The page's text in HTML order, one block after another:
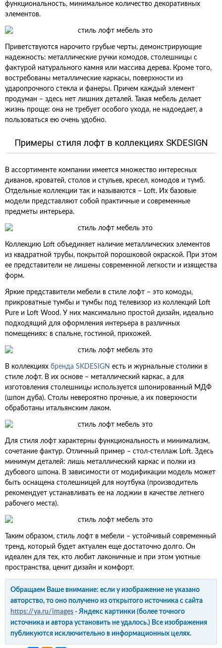
функциональность, минимальное количество декоративных
элементов.
Приветствуются нарочито грубые черты, демонстрирующие
надежность: металлические ручки комодов, столешницы с
фактурой натурального камня или массива дерева. Кроме того,
востребованы металлические каркасы, поверхности из
ударопрочного стекла и фанеры. Причем каждый элемент
продуман – здесь нет лишних деталей. Такая мебель делает
жизнь проще: она не требует особого ухода, не надоедает, а
пользоваться ею очень удобно.
Примеры стиля лофт в коллекциях SKDESIGN
В ассортименте компании имеется множество интересных
диванов, кроватей, столов и стульев, кресел, комодов и тумб.
Отдельные коллекции так и называются – Loft. Их базовые
модели представляют собой практичные и современные
предметы интерьера.
Коллекцию Loft объединяет наличие металлических элементов
из квадратной трубы, покрытой порошковой окраской. При этом
ее представители не лишены современной легкости и изящества
форм.
Яркие представители мебели в стиле лофт – это комоды,
прикроватные тумбы и тумбы под телевизор из коллекций Loft
Pure и Loft Wood. У них максимально простой дизайн, идеально
подходящий для оформления интерьера в различных
помещениях: в спальне, гостиной, прихожей.
В коллекциях бренда SKDESIGN есть и журнальные столики в
стиле лофт. В их основе – металлический каркас, а для
изготовления столешницы используется шпонированный МДФ
(шпон дуба). Столы невероятно прочные, а их поверхности
обработаны итальянским лаком.
Для стиля лофт характерны функциональность и минимализм,
сочетание фактур. Отличный пример – стол-стеллаж Loft. Здесь
минимум деталей: лишь металлический каркас и полки из
дубового шпона. В зависимости от модификации модель может
быть оснащена столешницей для ноутбука (производитель
рекомендует устанавливать ее на лоджии в качестве летнего
рабочего места).
Таким образом, стиль лофт в мебели – устойчивый современный
тренд, который будет актуален еще достаточно долго. Он
идеален для тех, кто любит лаконичные и при этом уютные
пространства, ценит дизайн и комфорт.
Обращаем Ваше внимание: если у изображение не указано
авторство, то оно получено из открытого источника с сайта
https://ya.ru/images - Яндекс картинки (более точного
источника и автора установить не удалось.) Все изображения
публикуются исключительно в информационных целях.